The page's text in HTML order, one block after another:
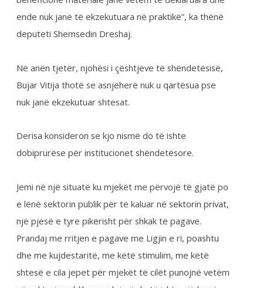
Derisa konsideron se kjo nismë do të ishte
dobiprurëse për institucionet shëndetësore.
e lënë sektorin publik për të kaluar në sektorin privat,
një pjesë e tyre pikërisht për shkak të pagave.
Prandaj me rritjen e pagave me Ligjin e ri, poashtu
shtesë e cila jepet për mjekët të cilët punojnë vetëm
në sektorin publik, mendoj që do të ishte një hap i
deklaruar Vitija.
Por me këtë vendim të Ministrisë së Shëndetësisë
nuk po pajtohet Federata e Sindikatave të
Shëndetësisë së Kosovës. Pasi vlerësohet se përbën